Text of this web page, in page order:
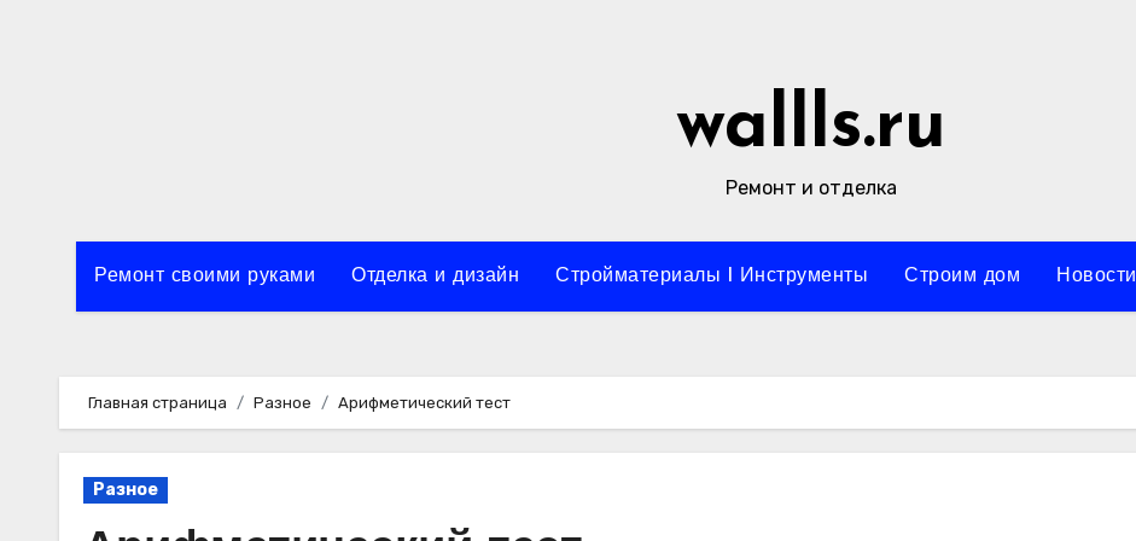
wallls.ru
Ремонт и отделка
Ремонт своими руками Отделка и дизайн Стройматериалы l Инструменты Строим дом Новости
Главная страница Разное Арифметический тест
Разное